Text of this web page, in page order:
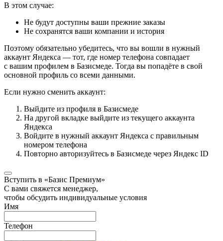
В этом случае:
Не будут доступны ваши прежние заказы
Не сохранятся ваши компании и история
Поэтому обязательно убедитесь, что вы вошли в нужный
аккаунт Яндекса — тот, где номер телефона совпадает
с вашим профилем в Базисмеде. Тогда вы попадёте в свой
основной профиль со всеми данными.
Если нужно сменить аккаунт:
Выйдите из профиля в Базисмеде
На другой вкладке выйдите из текущего аккаунта
Яндекса
Войдите в нужный аккаунт Яндекса с правильным
номером телефона
Повторно авторизуйтесь в Базисмеде через Яндекс ID
Вступить в «Базис Премиум»
С вами свяжется менеджер,
чтобы обсудить индивидуальные условия
Имя
Телефон